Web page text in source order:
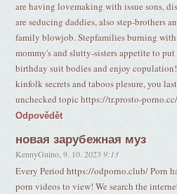
are having lovemaking with issue sons,
are seducing daddies, also step-brothers
family blowjob. Stepfamilies burning
mommy's and slutty-sisters appetite to
birthday suit bodies and enjoy
kinfolk secrets and taboos plesure, you
unchecked topic https://tr.prosto-
Odpovědět
новая зарубежная муз
KennyGuino ,9. 10. 2023 9:13
Every Period https://odporno.club/ Porn
porn videos to view! We search the